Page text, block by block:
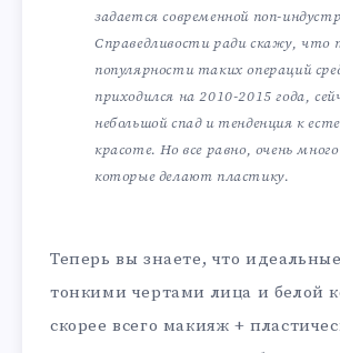
задается современной поп-
Справедливости ради скажу, что
популярности таких операций
приходился на 2010-2015 года,
небольшой спад и тенденция к
красоте. Но все равно, очень
которые делают пластику.
Теперь вы знаете, что
тонкими чертами лица и белой
скорее всего макияж +